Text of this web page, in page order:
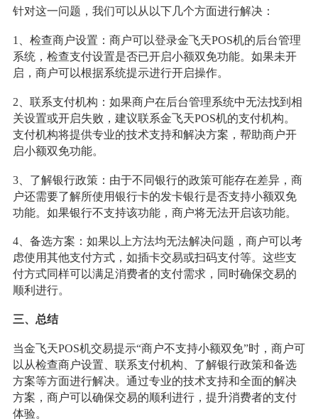
针对这一问题，我们可以从以下几个方面进行解决：
1、检查商户设置：商户可以登录金飞天POS机的后台管理
系统，检查支付设置是否已开启小额双免功能。如果未开
启，商户可以根据系统提示进行开启操作。
2、联系支付机构：如果商户在后台管理系统中无法找到相
关设置或开启失败，建议联系金飞天POS机的支付机构。
支付机构将提供专业的技术支持和解决方案，帮助商户开
启小额双免功能。
3、了解银行政策：由于不同银行的政策可能存在差异，商
户还需要了解所使用银行卡的发卡银行是否支持小额双免
功能。如果银行不支持该功能，商户将无法开启该功能。
4、备选方案：如果以上方法均无法解决问题，商户可以考
虑使用其他支付方式，如插卡交易或扫码支付等。这些支
付方式同样可以满足消费者的支付需求，同时确保交易的
顺利进行。
三、总结
当金飞天POS机交易提示“商户不支持小额双免”时，商户可
以从检查商户设置、联系支付机构、了解银行政策和备选
方案等方面进行解决。通过专业的技术支持和全面的解决
方案，商户可以确保交易的顺利进行，提升消费者的支付
体验。